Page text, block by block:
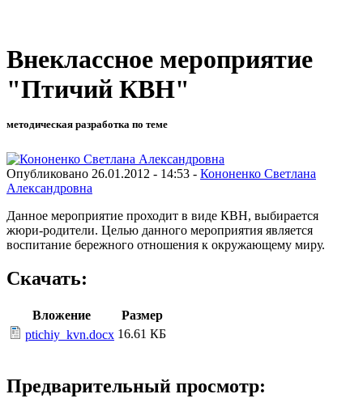
Внеклассное мероприятие
"Птичий КВН"
методическая разработка по теме
Опубликовано 26.01.2012 - 14:53 - Кононенко Светлана
Александровна
Данное мероприятие проходит в виде КВН, выбирается
жюри-родители. Целью данного мероприятия является
воспитание бережного отношения к окружающему миру.
Скачать:
Вложение
Размер
ptichiy_kvn.docx 16.61 КБ
Предварительный просмотр: